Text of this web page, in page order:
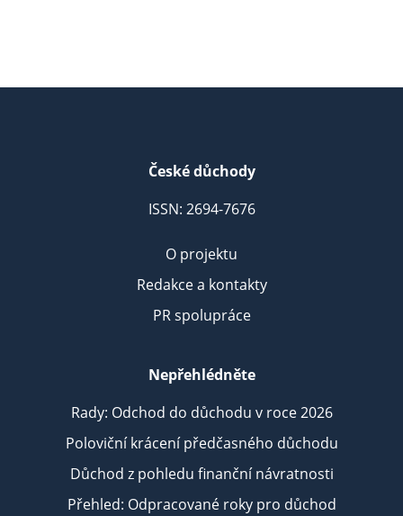
České důchody
ISSN: 2694-7676
O projektu
Redakce a kontakty
PR spolupráce
Nepřehlédněte
Rady: Odchod do důchodu v roce 2026
Poloviční krácení předčasného důchodu
Důchod z pohledu finanční návratnosti
Přehled: Odpracované roky pro důchod